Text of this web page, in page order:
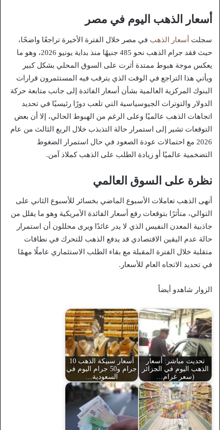
أسعار الذهب اليوم في مصر
سجلت أسعار الذهب في مصر خلال الفترة الأخيرة تراجعًا واضحًا،
حيث فقد جرام الذهب نحو 485 جنيهًا منذ بداية يونيو 2026، وهو ما
يعكس موجة هبوط ممتدة أثرت على السوق المحلي بشكل كبير
ويأتي هذا التراجع في الوقت الذي يترقب فيه المستثمرون قرارات
البنوك المركزية العالمية بشأن أسعار الفائدة إلى جانب متابعة حركة
الدولار والتوترات الجيوسياسية التي تلعب دورًا رئيسيًا في تحديد
اتجاهات الذهب عالميًا وعلى الرغم من الهبوط الحالي، إلا أن بعض
التوقعات تشير إلى استمرار حالة التذبذب خلال الربع الثالث من عام
2026 مع احتمالات عودة الصعود في حال استمرار الضغوط
التضخمية عالميًا أو زيادة الطلب على الذهب كملاذ آمن.
نظرة على السوق العالمي
أنهى الذهب تعاملات الأسبوع الماضي بخسائر للأسبوع الثاني على
التوالي، متأثرًا بتوقعات رفع أسعار الفائدة الأمريكية وهو ما يقلل من
جاذبية المعدن النفيس الذي لا يدر عائدًا ويرى محللون أن استمرار
حالة عدم اليقين الاقتصادي قد يدفع الذهب للتحرك في نطاقات
متقلبة خلال الفترة المقبلة مع بقاء الطلب الاستثماري عاملًا مهمًا
في تحديد الاتجاه العام للأسعار.
الزوار شاهدو أيضاً
تحديث مباشر: أسعار
الذهب اليوم في الجزائر
(سعر غرام…
أسعار سبيكة الذهب 10
جرام و50 جرام اليوم في
السعودية…